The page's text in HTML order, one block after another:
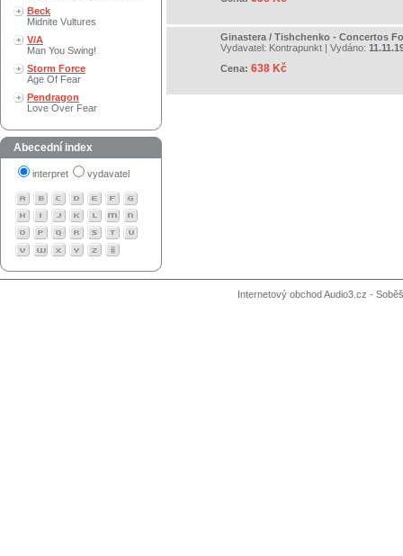
Beck
Midnite Vultures
V/A
Man You Swing!
Storm Force
Age Of Fear
Pendragon
Love Over Fear
Abecední index
interpret vydavatel
Ginastera / Tishchenko - Concertos
Vydavatel: Kontrapunkt | Vydáno:
Cena: 638 Kč
Internetový obchod Audio3.cz -